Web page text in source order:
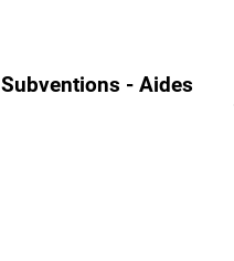
Subventions - Aides